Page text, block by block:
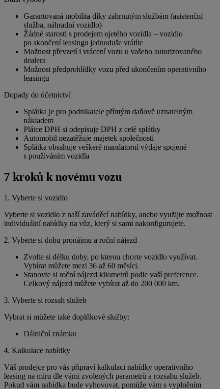
Garantovaná mobilita díky zahrnutým službám (asistenční
služba, náhradní vozidlo)
Žádné starosti s prodejem ojetého vozidla – vozidlo
po skončení leasingu jednoduše vrátíte
Možnost převzetí i vrácení vozu u vašeho autorizovaného
dealera
Možnost předprohlídky vozu před ukončením operativního
leasingu
Dopady do účetnictví
Splátka je pro podnikatele přímým daňově uznatelným
nákladem
Plátce DPH si odepisuje DPH z celé splátky
Automobil nezatěžuje majetek společnosti
Splátka obsahuje veškeré mandatorní výdaje spojené
s používáním vozidla
7 kroků k novému vozu
1. Vyberte si vozidlo
Vyberte si vozidlo z naší zaváděcí nabídky, anebo využijte možnost
individuální nabídky na vůz, který si sami nakonfigurujete.
2. Vyberte si dobu pronájmu a roční nájezd
Zvolte si délku doby, po kterou chcete vozidlo využívat.
Vybírat můžete mezi 36 až 60 měsíci.
Stanovte si roční nájezd kilometrů podle vaší preference.
Celkový nájezd můžete vybírat až do 200 000 km.
3. Vyberte si rozsah služeb
Vybrat si můžete také doplňkové služby:
Dálniční známku
4. Kalkulace nabídky
Váš prodejce pro vás připraví kalkulaci nabídky operativního
leasing na míru dle vámi zvolených parametrů a rozsahu služeb.
Pokud vám nabídka bude vyhovovat, pomůže vám s vyplněním